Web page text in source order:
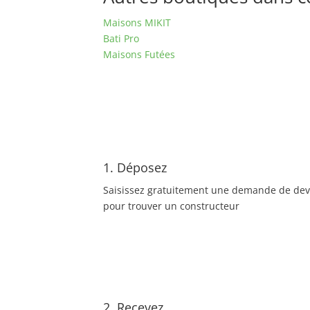
Maisons MIKIT
Bati Pro
Maisons Futées
1. Déposez
Saisissez gratuitement une demande de
pour trouver un constructeur